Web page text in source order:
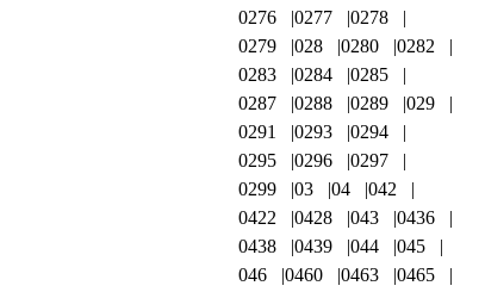
0276
0277
0278
0279
028 0280
0282
0283
0284
0285
0287
0288 0289
029
0291
0293
0294
0295
0296
0297
0299
03 04
042
0422
0428 043
0436
0438
0439 044
045
046
0460 0463
0465